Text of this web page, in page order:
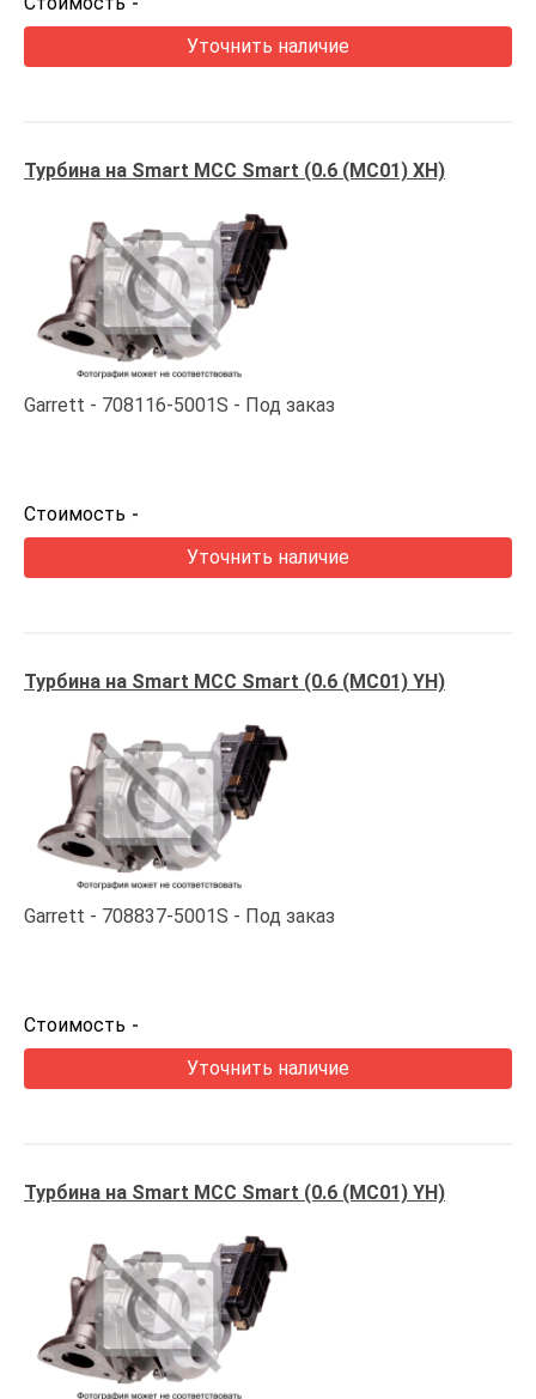
Уточнить наличие
Турбина на Smart MCC Smart (0.6 (MC01) XH)
Garrett 708116-5001S Под заказ
Стоимость -
Уточнить наличие
Турбина на Smart MCC Smart (0.6 (MC01) YH)
Garrett 708837-5001S Под заказ
Стоимость -
Уточнить наличие
Турбина на Smart MCC Smart (0.6 (MC01) YH)